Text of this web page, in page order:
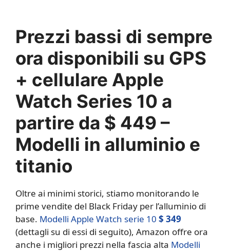
Prezzi bassi di sempre
ora disponibili su GPS
+ cellulare Apple
Watch Series 10 a
partire da $ 449 –
Modelli in alluminio e
titanio
Oltre ai minimi storici, stiamo monitorando le
prime vendite del Black Friday per l’alluminio di
base. Modelli Apple Watch serie 10 $ 349
(dettagli su di essi di seguito), Amazon offre ora
anche i migliori prezzi nella fascia alta Modelli